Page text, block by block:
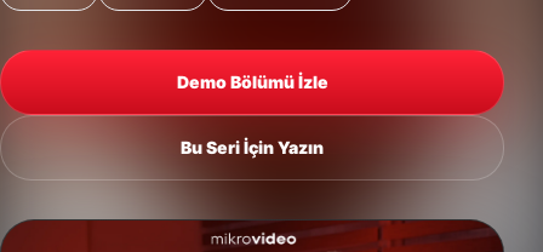
Demo Bölümü İzle
Bu Seri İçin Yazın